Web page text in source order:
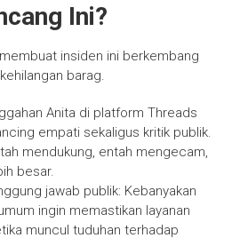
Ini?
insiden ini berkembang
barag.
Anita di platform Threads
empati sekaligus kritik publik.
mendukung, entah mengecam,
besar.
jawab publik: Kebanyakan
ingin memastikan layanan
muncul tuduhan terhadap